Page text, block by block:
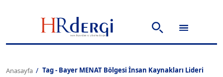
Anasayfa Tag - Bayer MENAT Bölgesi İnsan Kaynakları Lideri